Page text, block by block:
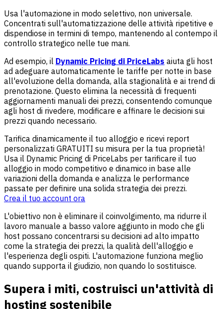
Usa l'automazione in modo selettivo, non universale.
Concentrati sull'automatizzazione delle attività ripetitive e
dispendiose in termini di tempo, mantenendo al contempo il
controllo strategico nelle tue mani.
Ad esempio, il Dynamic Pricing di PriceLabs aiuta gli host
ad adeguare automaticamente le tariffe per notte in base
all'evoluzione della domanda, alla stagionalità e ai trend di
prenotazione. Questo elimina la necessità di frequenti
aggiornamenti manuali dei prezzi, consentendo comunque
agli host di rivedere, modificare e affinare le decisioni sui
prezzi quando necessario.
Tarifica dinamicamente il tuo alloggio e ricevi report
personalizzati GRATUITI su misura per la tua proprietà!
Usa il Dynamic Pricing di PriceLabs per tarificare il tuo
alloggio in modo competitivo e dinamico in base alle
variazioni della domanda e analizza le performance
passate per definire una solida strategia dei prezzi.
Crea il tuo account ora
L'obiettivo non è eliminare il coinvolgimento, ma ridurre il
lavoro manuale a basso valore aggiunto in modo che gli
host possano concentrarsi su decisioni ad alto impatto
come la strategia dei prezzi, la qualità dell'alloggio e
l'esperienza degli ospiti. L'automazione funziona meglio
quando supporta il giudizio, non quando lo sostituisce.
Supera i miti, costruisci un'attività di
hosting sostenibile